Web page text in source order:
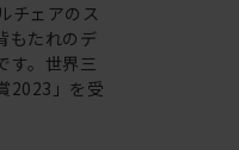
チェアのス
もたれのデ
す。世界三
2023」を受